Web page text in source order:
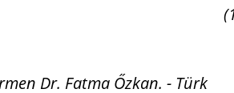
Dr. Fatma Őzkan. - Türk